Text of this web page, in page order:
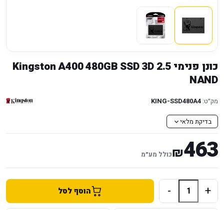
כונן פנימי 2.5 Kingston A400 480GB SSD 3D
NAND
מק״ט: KING-SSD480A4
בדיקת מלאי
463
₪כולל מע״מ
+
- הוסף לסל